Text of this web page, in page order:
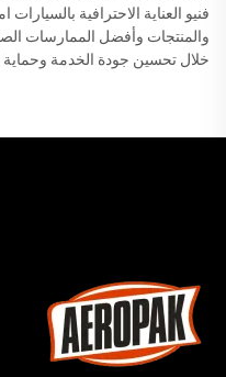
فنيو العناية الاحترافية
والمنتجات وأفضل الممارسات
خلال تحسين جودة الخدمة وحماية